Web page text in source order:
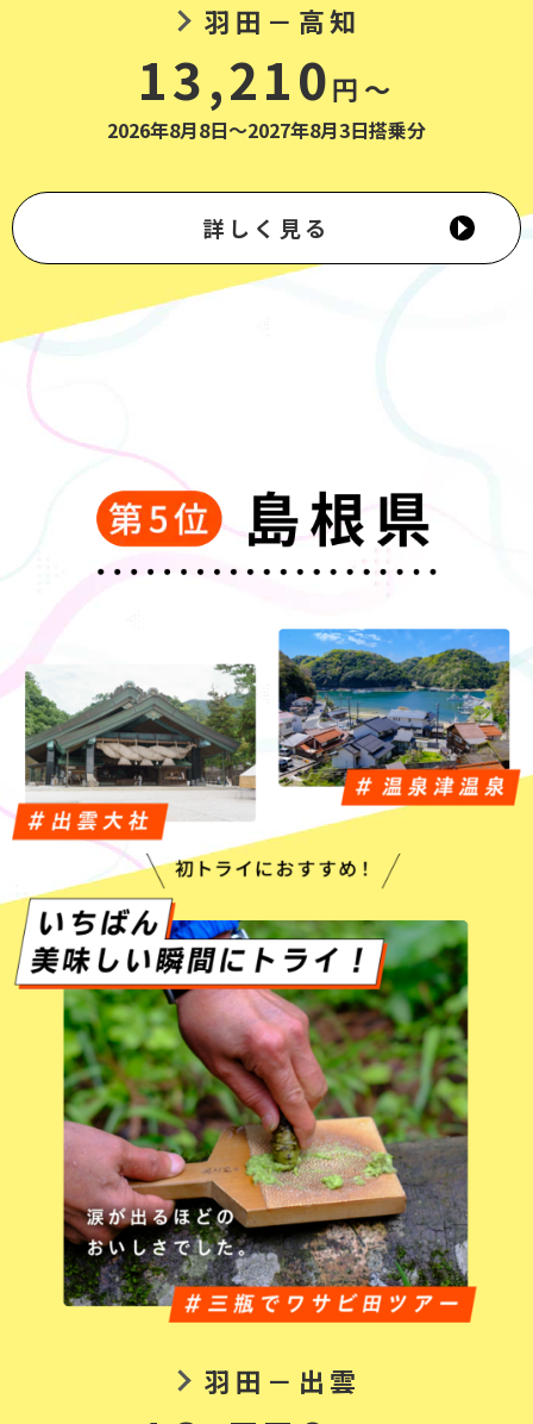
羽田－高知
13,210円～
2026年8月8日～2027年8月3日搭乗分
詳しく見る
羽田－出雲